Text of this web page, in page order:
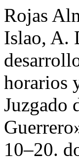
Rojas
Islao, A.
horarios
Juzgado
10–20.